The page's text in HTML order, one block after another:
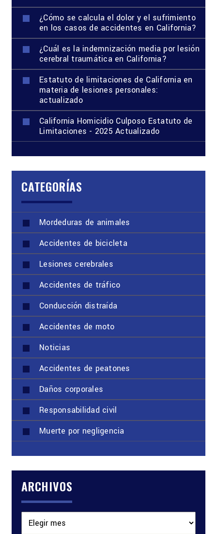
¿Cómo se calcula el dolor y el sufrimiento
en los casos de accidentes en California?
¿Cuál es la indemnización media por lesión
cerebral traumática en California?
Estatuto de limitaciones de California en
materia de lesiones personales:
actualizado
California Homicidio Culposo Estatuto de
Limitaciones - 2025 Actualizado
CATEGORÍAS
Mordeduras de animales
Accidentes de bicicleta
Lesiones cerebrales
Accidentes de tráfico
Conducción distraída
Accidentes de moto
Noticias
Accidentes de peatones
Daños corporales
Responsabilidad civil
Muerte por negligencia
ARCHIVOS